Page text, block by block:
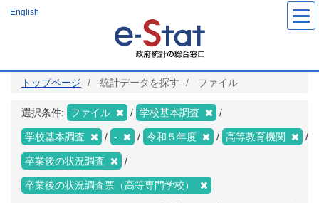
ツ
English
トップページ 統計データを探す ファイル
選択条件: ファイル 学校基本調査
学校基本調査 - 令和５年度 高等教育機関
卒業後の状況調査
卒業後の状況調査票（高等専門学校）